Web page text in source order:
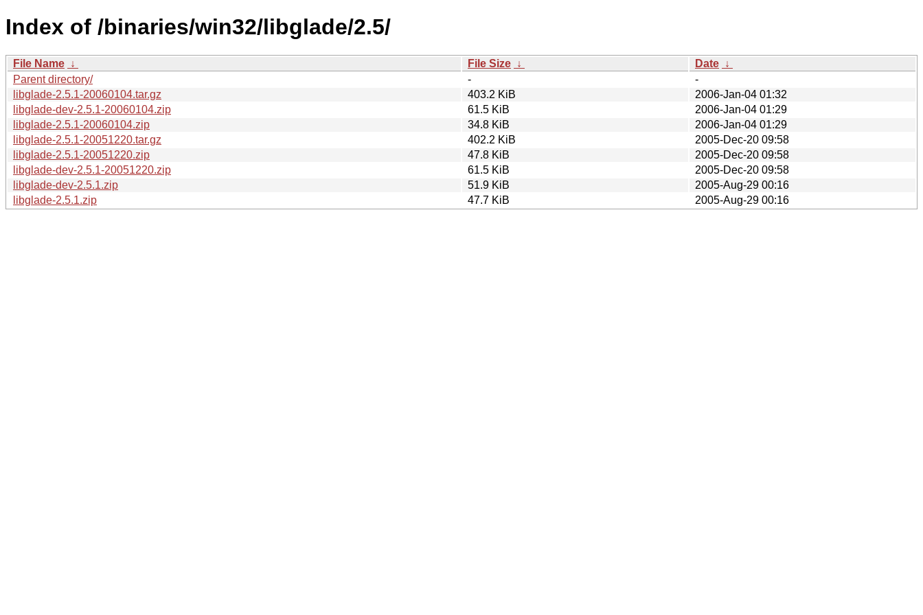
Index of /binaries/win32/libglade/2.5/
File Name ↓ File Size ↓ Date ↓
Parent directory/
-
-
libglade-2.5.1-20060104.tar.gz
403.2 KiB
2006-Jan-04 01:32
libglade-dev-2.5.1-20060104.zip
61.5 KiB
2006-Jan-04 01:29
libglade-2.5.1-20060104.zip
34.8 KiB
2006-Jan-04 01:29
libglade-2.5.1-20051220.tar.gz
402.2 KiB
2005-Dec-20 09:58
libglade-2.5.1-20051220.zip
47.8 KiB
2005-Dec-20 09:58
libglade-dev-2.5.1-20051220.zip
61.5 KiB
2005-Dec-20 09:58
libglade-dev-2.5.1.zip
51.9 KiB
2005-Aug-29 00:16
libglade-2.5.1.zip
47.7 KiB 2005-Aug-29 00:16